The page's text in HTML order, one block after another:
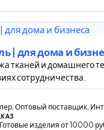
| для дома и
тканей и домашнего
сотрудничества.
Оптовый поставщик,
изделия от 10000